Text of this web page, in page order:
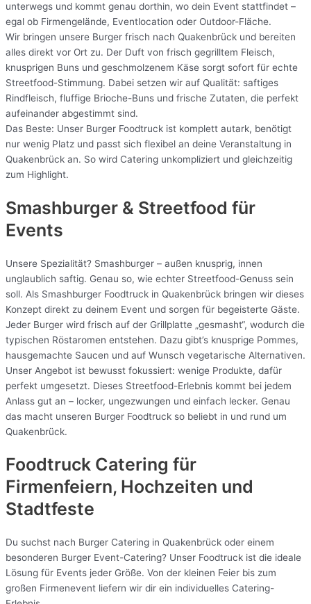
unterwegs und kommt genau dorthin, wo dein Event stattfindet –
egal ob Firmengelände, Eventlocation oder Outdoor-Fläche.
Wir bringen unsere Burger frisch nach Quakenbrück und bereiten
alles direkt vor Ort zu. Der Duft von frisch gegrilltem Fleisch,
knusprigen Buns und geschmolzenem Käse sorgt sofort für echte
Streetfood-Stimmung. Dabei setzen wir auf Qualität: saftiges
Rindfleisch, fluffige Brioche-Buns und frische Zutaten, die perfekt
aufeinander abgestimmt sind.
Das Beste: Unser Burger Foodtruck ist komplett autark, benötigt
nur wenig Platz und passt sich flexibel an deine Veranstaltung in
Quakenbrück an. So wird Catering unkompliziert und gleichzeitig
zum Highlight.
Smashburger & Streetfood für
Events
Unsere Spezialität? Smashburger – außen knusprig, innen
unglaublich saftig. Genau so, wie echter Streetfood-Genuss sein
soll. Als Smashburger Foodtruck in Quakenbrück bringen wir dieses
Konzept direkt zu deinem Event und sorgen für begeisterte Gäste.
Jeder Burger wird frisch auf der Grillplatte „gesmasht“, wodurch die
typischen Röstaromen entstehen. Dazu gibt’s knusprige Pommes,
hausgemachte Saucen und auf Wunsch vegetarische Alternativen.
Unser Angebot ist bewusst fokussiert: wenige Produkte, dafür
perfekt umgesetzt. Dieses Streetfood-Erlebnis kommt bei jedem
Anlass gut an – locker, ungezwungen und einfach lecker. Genau
das macht unseren Burger Foodtruck so beliebt in und rund um
Quakenbrück.
Foodtruck Catering für
Firmenfeiern, Hochzeiten und
Stadtfeste
Du suchst nach Burger Catering in Quakenbrück oder einem
besonderen Burger Event-Catering? Unser Foodtruck ist die ideale
Lösung für Events jeder Größe. Von der kleinen Feier bis zum
großen Firmenevent liefern wir dir ein individuelles Catering-